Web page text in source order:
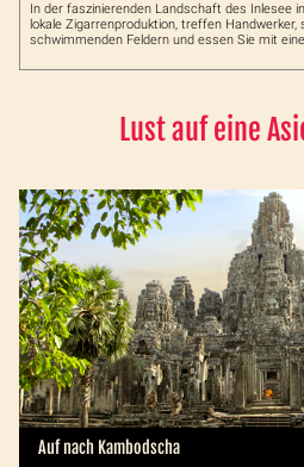
In der faszinierenden Landschaft des Inlesee
lokale Zigarrenproduktion, treffen
schwimmenden Feldern und essen Sie mit
Lust auf eine
Auf nach Kambodscha